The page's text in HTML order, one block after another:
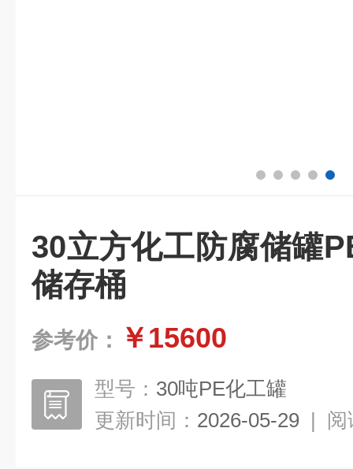
30立方化工防腐储罐
储存桶
参考价： ￥15600
型号： 30吨PE化工罐
更新时间： 2026-05-29 | 阅